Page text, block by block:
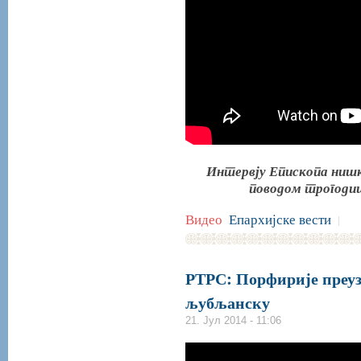
Интервју Епископа
поводом
Видео Епархијске вести |
РТРС: Порфирије
љубљанску
21. Јул 2014 - 11:06